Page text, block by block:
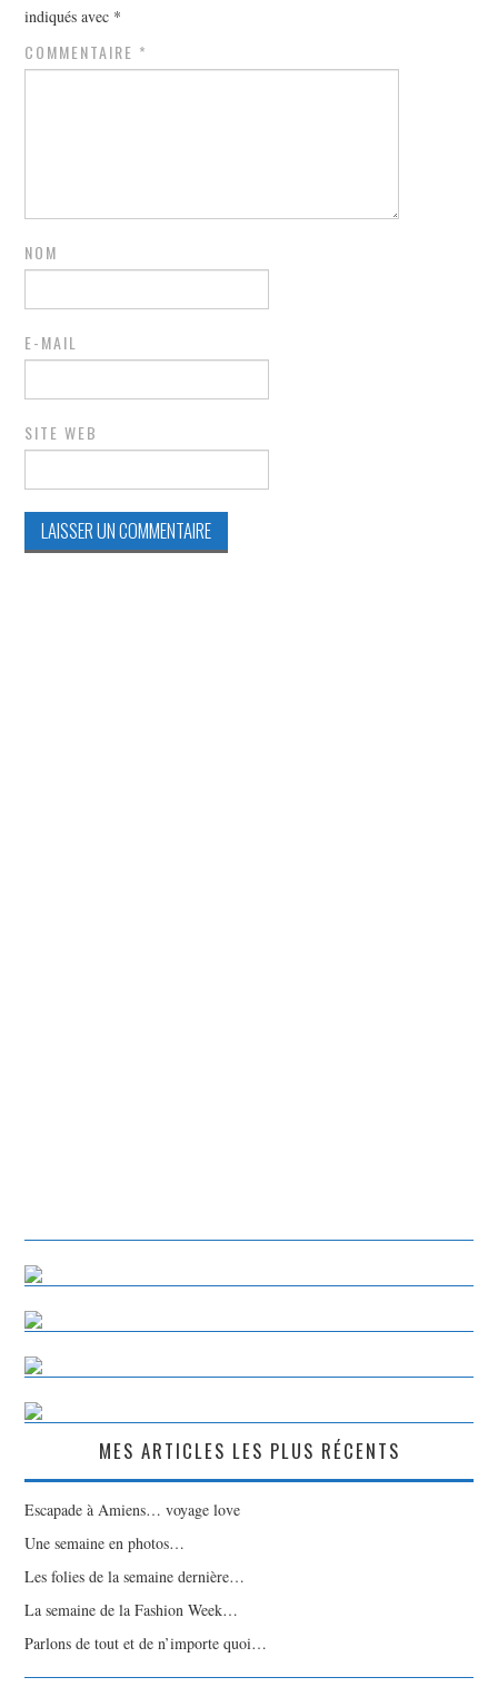
indiqués avec *
COMMENTAIRE *
NOM
E-MAIL
SITE WEB
MES ARTICLES LES PLUS RÉCENTS
Escapade à Amiens… voyage love
Une semaine en photos…
Les folies de la semaine dernière…
La semaine de la Fashion Week…
Parlons de tout et de n’importe quoi…